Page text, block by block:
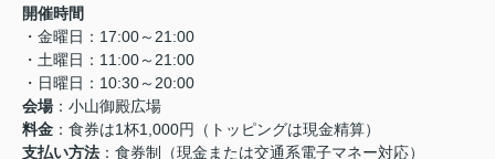
開催時間
・金曜日：17:00～21:00
・土曜日：11:00～21:00
・日曜日：10:30～20:00
会場：小山御殿広場
料金 ：食券は1杯1,000円（トッピングは現金精算）
支払い方法 ：食券制（現金または交通系電子マネー対応）